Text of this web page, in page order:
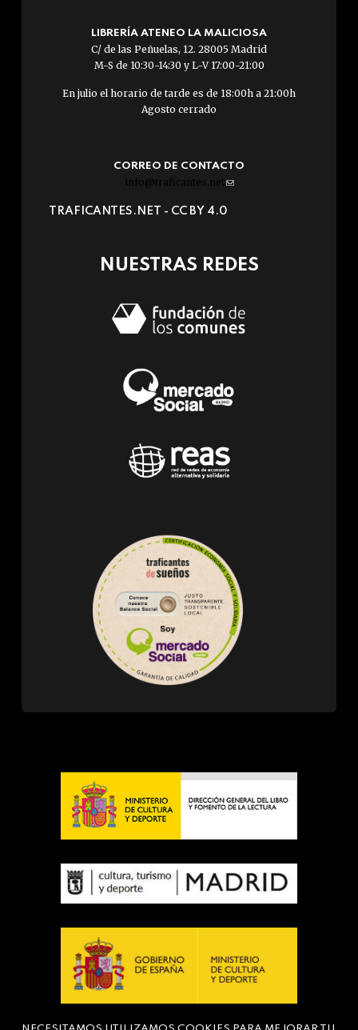
LIBRERÍA ATENEO LA MALICIOSA
C/ de las Peñuelas, 12. 28005 Madrid
M-S de 10:30-14:30 y L-V 17:00-21:00
En julio el horario de tarde es de 18:00h a 21:00h
Agosto cerrado
CORREO DE CONTACTO
info@traficantes.net (link
e-
TRAFICANTES.NET - CC BY 4.0
NUESTRAS REDES